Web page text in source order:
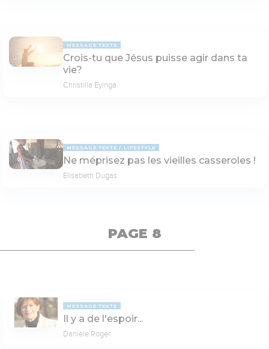
MESSAGE TEXTE
Crois-tu que Jésus puisse agir dans ta
vie?
Christilla Eyinga
MESSAGE TEXTE LIFESTYLE
Ne méprisez pas les vieilles casseroles !
Elisabeth Dugas
PAGE 8
MESSAGE TEXTE
Il y a de l'espoir...
Danièle Roger